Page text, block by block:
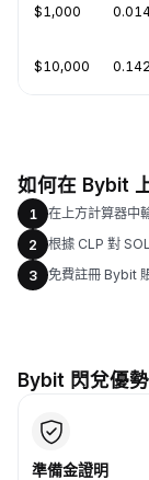
$1,000
$10,000
如何在 Bybit
1
在上方計算器中
2
根據 CLP 對
3
免費註冊 Bybit
Bybit 閃兌優
準備金證明